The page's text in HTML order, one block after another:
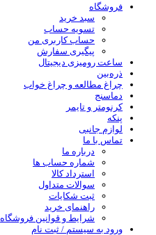
فروشگاه
سبد خرید
تسویه حساب
حساب کاربری من
پیگیری سفارش
ساعت‌ رومیزی دیجیتال
ذره‌بین‌
چراغ مطالعه و چراغ خواب
دماسنج‌
کرنومتر و تایمر
پنکه
لوازم جانبی
تماس با ما
درباره ما
شماره حساب ها
استرداد کالا
سوالات متداول
ثبت شکایات
راهنمای خرید
شرایط و قوانین فروشگاه
ورود به سیستم / ثبت نام